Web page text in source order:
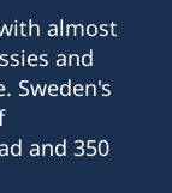
ziyaretçi
için
almost
and
Sweden's
and 350